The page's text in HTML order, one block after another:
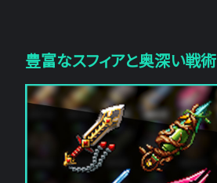
豊富なスフィアと奥深い戦術